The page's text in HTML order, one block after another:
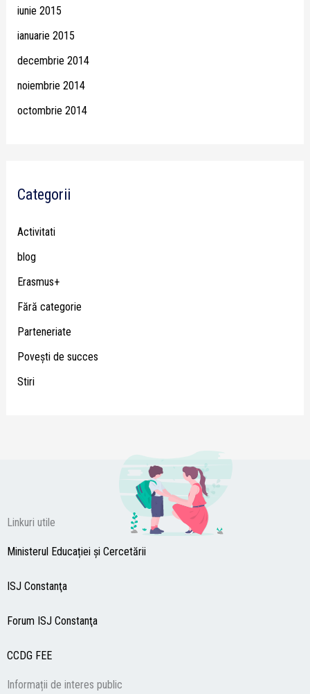
iunie 2015
ianuarie 2015
decembrie 2014
noiembrie 2014
octombrie 2014
Categorii
Activitati
blog
Erasmus+
Fără categorie
Parteneriate
Poveşti de succes
Stiri
Linkuri utile
Ministerul Educației și Cercetării
ISJ Constanţa
Forum ISJ Constanţa
CCDG FEE
Informații de interes public